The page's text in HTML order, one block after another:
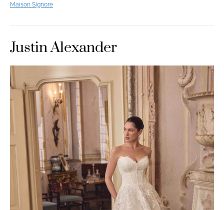
Maison Signore
Justin Alexander